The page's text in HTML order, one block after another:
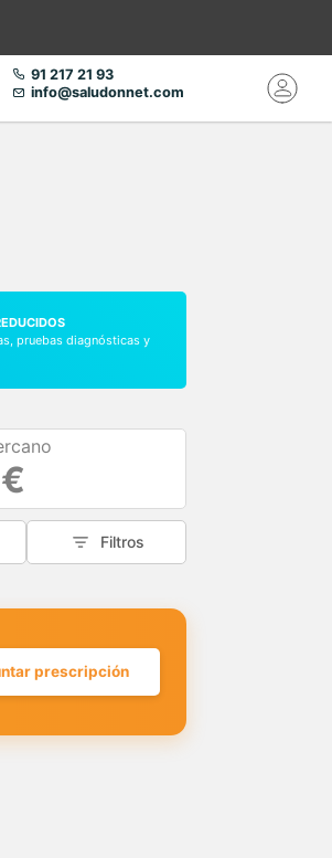
91 217 21 93
info@saludonnet.com
pruebas diagnósticas y
Filtros
prescripción